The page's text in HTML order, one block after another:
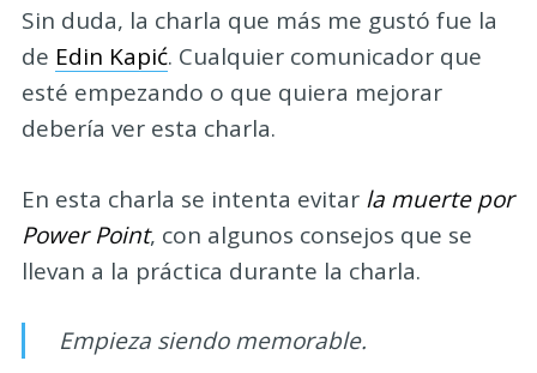
Sin duda, la charla que más me gustó fue la
de Edin Kapić. Cualquier comunicador que
esté empezando o que quiera mejorar
debería ver esta charla.
En esta charla se intenta evitar la muerte por
Power Point, con algunos consejos que se
llevan a la práctica durante la charla.
Empieza siendo memorable.